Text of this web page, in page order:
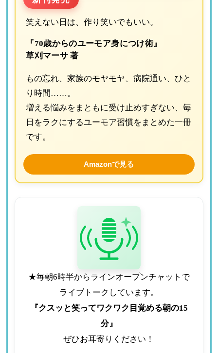
笑えない日は、作り笑いでもいい。
『70歳からのユーモア身につけ術』
草刈マーサ 著
もの忘れ、家族のモヤモヤ、病院通い、ひと
り時間……。
増える悩みをまともに受け止めすぎない、毎
日をラクにするユーモア習慣をまとめた一冊
です。
Amazonで見る
★毎朝6時半からラインオープンチャットで
ライブトークしています。
『クスッと笑ってワクワク目覚める朝の15
分』
ぜひお耳寄りください！